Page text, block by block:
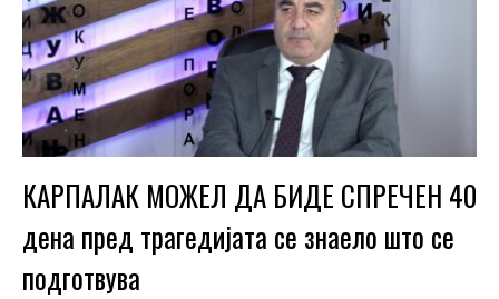
КАРПАЛАК МОЖЕЛ ДА БИДЕ СПРЕЧЕН 40
дена пред трагедијата се знаело што се
подготвува